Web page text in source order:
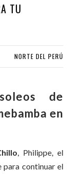
TU
NORTE DEL PERÚ
de
en
, Philippe, el
para continuar el